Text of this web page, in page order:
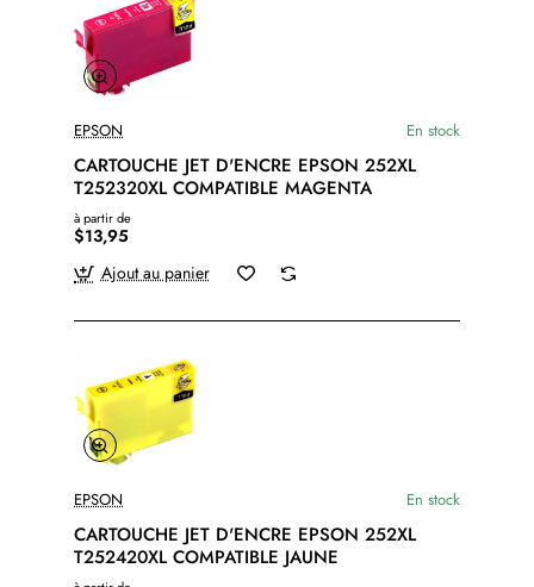
EPSON En stock
CARTOUCHE JET D'ENCRE EPSON 252XL
T252320XL COMPATIBLE MAGENTA
à partir de
$13,95
Ajout au panier
EPSON En stock
CARTOUCHE JET D'ENCRE EPSON 252XL
T252420XL COMPATIBLE JAUNE